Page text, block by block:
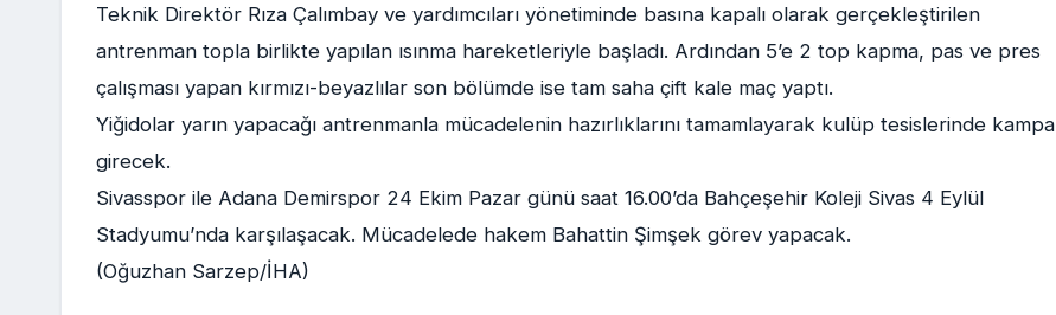
Teknik Direktör Rıza Çalımbay ve yardımcıları yönetiminde basına kapalı olarak gerçekleştirilen
antrenman topla birlikte yapılan ısınma hareketleriyle başladı. Ardından 5’e 2 top kapma, pas ve pres
çalışması yapan kırmızı-beyazlılar son bölümde ise tam saha çift kale maç yaptı.
Yiğidolar yarın yapacağı antrenmanla mücadelenin hazırlıklarını tamamlayarak kulüp tesislerinde kampa
girecek.
Sivasspor ile Adana Demirspor 24 Ekim Pazar günü saat 16.00’da Bahçeşehir Koleji Sivas 4 Eylül
Stadyumu’nda karşılaşacak. Mücadelede hakem Bahattin Şimşek görev yapacak.
(Oğuzhan Sarzep/İHA)